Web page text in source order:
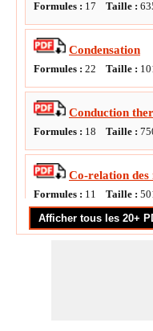
Formules : 17 Taille :
Condensation
Formules : 22 Taille :
Conduction
Formules : 18 Taille :
Co-relation des
Formules : 11 Taille :
Ébullition